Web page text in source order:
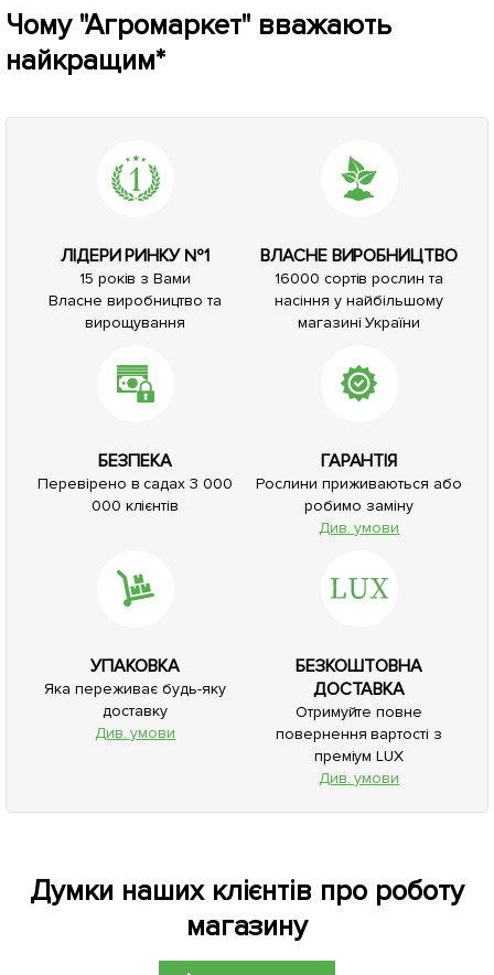
Чому "Агромаркет" вважають
найкращим*
ЛІДЕРИ РИНКУ №1
15 років з Вами
Власне виробництво та
вирощування
ВЛАСНЕ ВИРОБНИЦТВО
16000 сортів рослин та
насіння у найбільшому
магазині України
БЕЗПЕКА
Перевірено в садах 3 000
000 клієнтів
ГАРАНТІЯ
Рослини приживаються або
робимо заміну
Див. умови
УПАКОВКА
Яка переживає будь-яку
доставку
Див. умови
БЕЗКОШТОВНА
ДОСТАВКА
Отримуйте повне
повернення вартості з
преміум LUX
Див. умови
Думки наших клієнтів про роботу
магазину